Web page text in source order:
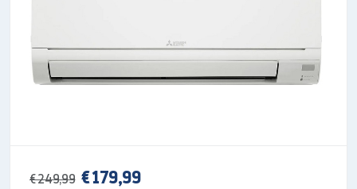
€ 249,99 € 179,99